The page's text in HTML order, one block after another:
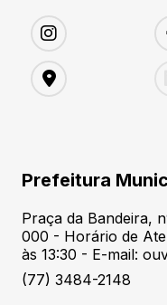
Prefeitura
Praça da Bandeira,
000 - Horário de
às 13:30 - E-mail:
(77) 3484-2148